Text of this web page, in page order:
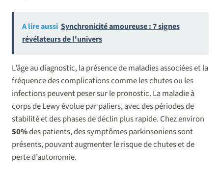
A lire aussi Synchronicité amoureuse : 7 signes
révélateurs de l'univers
L’âge au diagnostic, la présence de maladies associées et la
fréquence des complications comme les chutes ou les
infections peuvent peser sur le pronostic. La maladie à
corps de Lewy évolue par paliers, avec des périodes de
stabilité et des phases de déclin plus rapide. Chez environ
50%des patients, des symptômes parkinsoniens sont
présents, pouvant augmenter le risque de chutes et de
perte d’autonomie.